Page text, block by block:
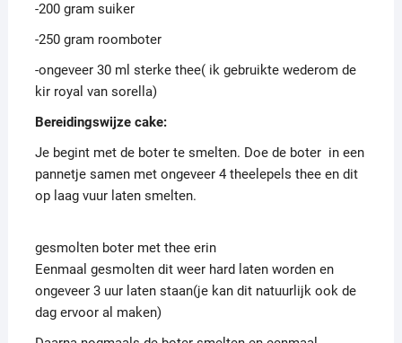
-200 gram suiker
-250 gram roomboter
-ongeveer 30 ml sterke thee( ik gebruikte wederom de
kir royal van sorella)
Bereidingswijze cake:
Je begint met de boter te smelten. Doe de boter in een
pannetje samen met ongeveer 4 theelepels thee en dit
op laag vuur laten smelten.
gesmolten boter met thee erin
Eenmaal gesmolten dit weer hard laten worden en
ongeveer 3 uur laten staan(je kan dit natuurlijk ook de
dag ervoor al maken)